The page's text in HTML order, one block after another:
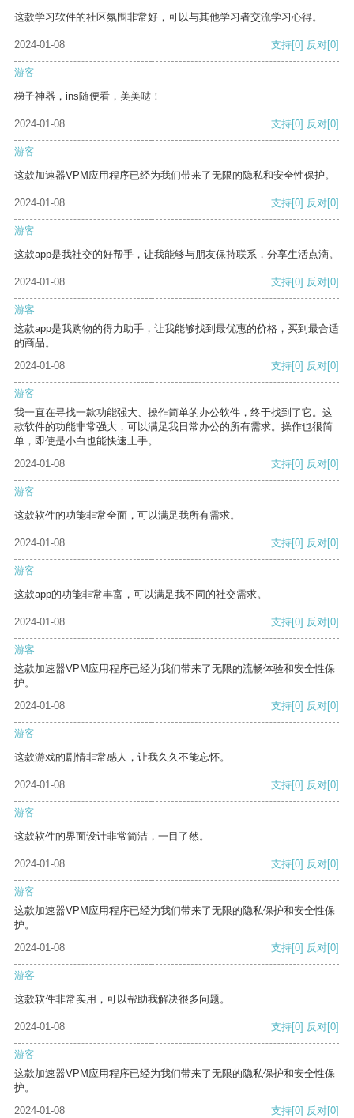
这款学习软件的社区氛围非常好，可以与其他学习者交流学习心得。
2024-01-08 支持[0] 反对[0]
游客
梯子神器，ins随便看，美美哒！
2024-01-08 支持[0] 反对[0]
游客
这款加速器VPM应用程序已经为我们带来了无限的隐私和安全性保护。
2024-01-08 支持[0] 反对[0]
游客
这款app是我社交的好帮手，让我能够与朋友保持联系，分享生活点滴。
2024-01-08 支持[0] 反对[0]
游客
这款app是我购物的得力助手，让我能够找到最优惠的价格，买到最合适
的商品。
2024-01-08
支持[0] 反对[0]
游客
我一直在寻找一款功能强大、操作简单的办公软件，终于找到了它。这
款软件的功能非常强大，可以满足我日常办公的所有需求。操作也很简
单，即使是小白也能快速上手。
2024-01-08
支持[0] 反对[0]
游客
这款软件的功能非常全面，可以满足我所有需求。
2024-01-08 支持[0] 反对[0]
游客
这款app的功能非常丰富，可以满足我不同的社交需求。
2024-01-08 支持[0] 反对[0]
游客
这款加速器VPM应用程序已经为我们带来了无限的流畅体验和安全性保
护。
2024-01-08
支持[0] 反对[0]
游客
这款游戏的剧情非常感人，让我久久不能忘怀。
2024-01-08 支持[0] 反对[0]
游客
这款软件的界面设计非常简洁，一目了然。
2024-01-08 支持[0] 反对[0]
游客
这款加速器VPM应用程序已经为我们带来了无限的隐私保护和安全性保
护。
2024-01-08
支持[0] 反对[0]
游客
这款软件非常实用，可以帮助我解决很多问题。
2024-01-08 支持[0] 反对[0]
游客
这款加速器VPM应用程序已经为我们带来了无限的隐私保护和安全性保
护。
2024-01-08
支持[0] 反对[0]